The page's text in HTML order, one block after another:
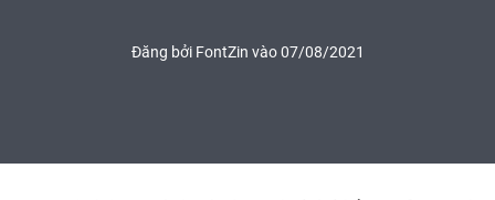
Đăng bởi FontZin vào 07/08/2021